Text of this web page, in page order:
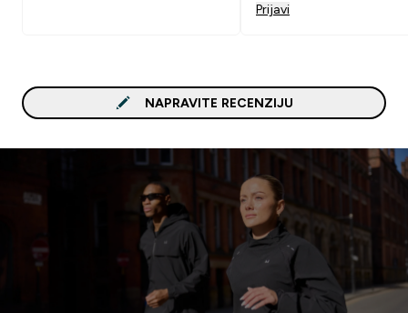
Prijavi
NAPRAVITE RECENZIJU